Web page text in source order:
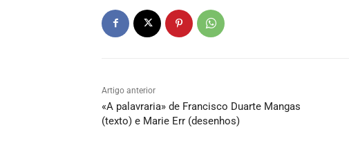
Artigo anterior
«A palavraria» de Francisco Duarte Mangas
(texto) e Marie Err (desenhos)